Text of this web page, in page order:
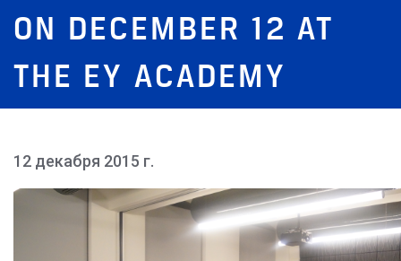
ON DECEMBER 12 AT
THE EY ACADEMY
12 декабря 2015 г.